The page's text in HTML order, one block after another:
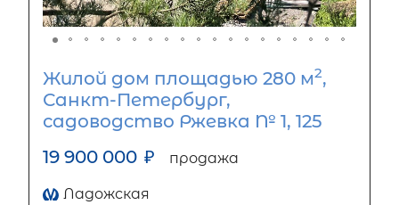
Жилой дом площадью 280 м2,
Санкт-Петербург,
садоводство Ржевка № 1, 125
19 900 000 ₽ продажа
Ладожская